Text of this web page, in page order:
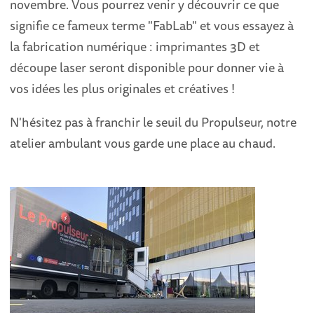
novembre. Vous pourrez venir y découvrir ce que
signifie ce fameux terme "FabLab" et vous essayez à
la fabrication numérique : imprimantes 3D et
découpe laser seront disponible pour donner vie à
vos idées les plus originales et créatives !
N'hésitez pas à franchir le seuil du Propulseur, notre
atelier ambulant vous garde une place au chaud.